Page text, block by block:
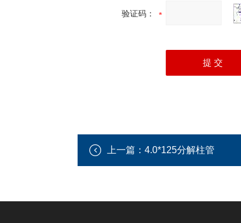
验证码：
上一篇： 4.0*125分解柱管